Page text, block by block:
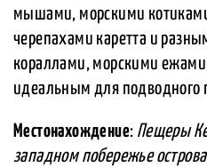
мышами, морскими
черепахами каретта и
кораллами, морскими
идеальным для подводного
Местонахождение: Пещеры
западном побережье